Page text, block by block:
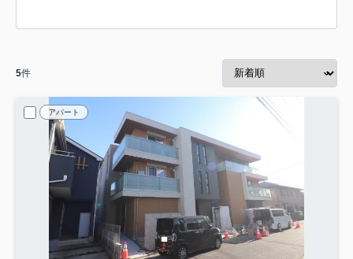
5件
アパート